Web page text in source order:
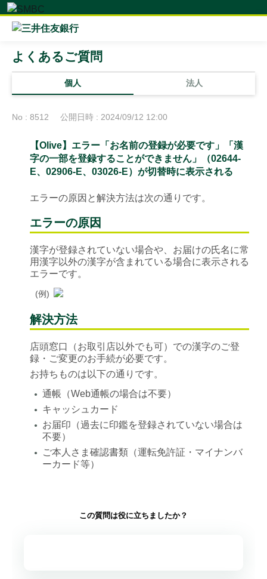
個人 法人
よくあるご質問
No : 8512 公開日時 : 2024/09/12 12:00
【Olive】エラー「お名前の登録が必要です」「漢
字の一部を登録することができません」（02644-
E、02906-E、03026-E）が切替時に表示される
エラーの原因と解決方法は次の通りです。
エラーの原因
漢字が登録されていない場合や、お届けの氏名に常
用漢字以外の漢字が含まれている場合に表示される
エラーです。
(例)
解決方法
店頭窓口（お取引店以外でも可）での漢字のご登
録・ご変更のお手続が必要です。
お持ちものは以下の通りです。
● 通帳（Web通帳の場合は不要）
● キャッシュカード
●
お届印（過去に印鑑を登録されていない場合は
不要）
●
ご本人さま確認書類（運転免許証・マイナンバ
ーカード等）
この質問は役に立ちましたか？